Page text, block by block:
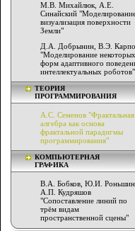
М.В. Михайлюк, А.Е.
Синайский
визуализация поверхности
Земли"
Д.А. Добрынин, В.Э.
"Моделирование некоторых
форм адаптивного
интеллектуальных роботов"
ТЕОРИЯ
ПРОГРАММИРОВАНИЯ
А.С. Семенов "Фрактальная
алгебра как основа
фрактальной парадигмы
программирования"
КОМПЬЮТЕРНАЯ
ГРАФИКА
В.А. Бобков, Ю.И. Роньшин,
А.П. Кудряшов
"Сопоставление линий по
трём видам
пространственной сцены"